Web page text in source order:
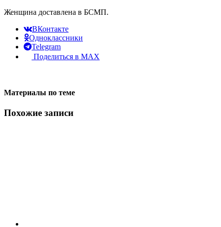
Женщина доставлена в БСМП.
ВКонтакте
Одноклассники
Telegram
Поделиться в MAX
Материалы по теме
Похожие записи